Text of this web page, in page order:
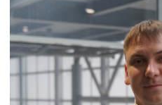
Представленные на сайте
условия носят исключительно
информационный характер и не
© Группа компаний «А-Драйв»